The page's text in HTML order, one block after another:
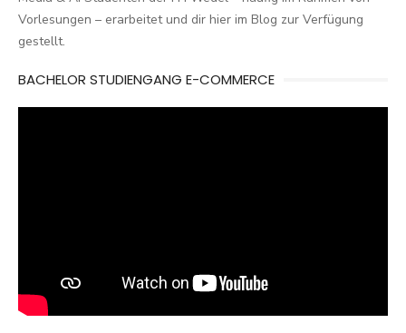
Vorlesungen – erarbeitet und dir hier im Blog zur Verfügung
gestellt.
BACHELOR STUDIENGANG E-COMMERCE